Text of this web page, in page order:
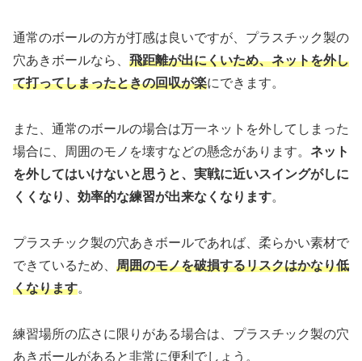
通常のボールの方が打感は良いですが、プラスチック製の
穴あきボールなら、 飛距離が出にくいため、ネットを外し
て打ってしまったときの回収が楽にできます。
また、通常のボールの場合は万一ネットを外してしまった
場合に、周囲のモノを壊すなどの懸念があります。 ネット
を外してはいけないと思うと、実戦に近いスイングがしに
くくなり、効率的な練習が出来なくなります。
プラスチック製の穴あきボールであれば、柔らかい素材で
できているため、 周囲のモノを破損するリスクはかなり低
くなります。
練習場所の広さに限りがある場合は、プラスチック製の穴
あきボールがあると非常に便利でしょう。